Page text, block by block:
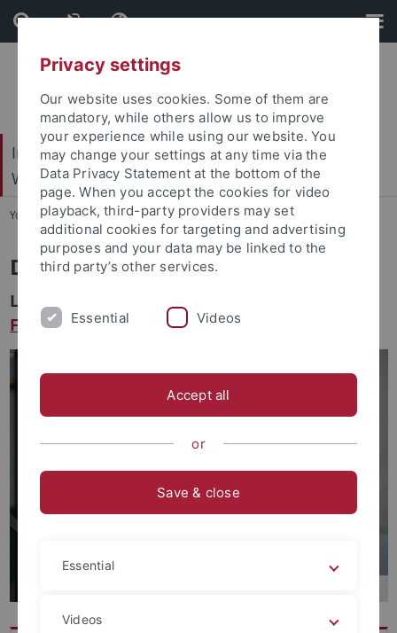
Skip
to
content
Skip
to
footer
Internationales Zentrum für Ethik in den
Wissenschaften (IZEW)
You are here: Startseite ... Team
Dr. Mone Spindler
Leitung der
Forschungsgruppe Co-laborative
Forschung und Innovation
Privacy settings
Our website uses cookies. Some of them are
mandatory, while others allow us to improve
your experience while using our website. You
may change your settings at any time via the
Data Privacy Statement at the bottom of the
page. When you accept the cookies for video
playback, third-party providers may set
additional cookies for targeting and advertising
purposes and your data may be linked to the
third party’s other services.
Essential Videos
Accept all
or
Save & close
Essential
Videos